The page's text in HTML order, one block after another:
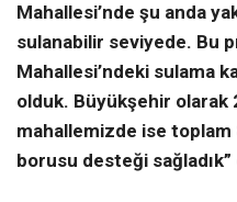
Mahallesi’nde şu anda
sulanabilir seviyede. Bu
Mahallesi’ndeki sulama
olduk. Büyükşehir olarak
mahallemizde ise
borusu desteği sağladık”